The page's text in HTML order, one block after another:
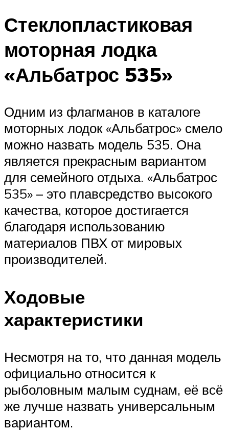
Стеклопластиковая
моторная лодка
«Альбатрос 535»
Одним из флагманов в каталоге
моторных лодок «Альбатрос» смело
можно назвать модель 535. Она
является прекрасным вариантом
для семейного отдыха. «Альбатрос
535» – это плавсредство высокого
качества, которое достигается
благодаря использованию
материалов ПВХ от мировых
производителей.
Ходовые
характеристики
Несмотря на то, что данная модель
официально относится к
рыболовным малым суднам, её всё
же лучше назвать универсальным
вариантом.